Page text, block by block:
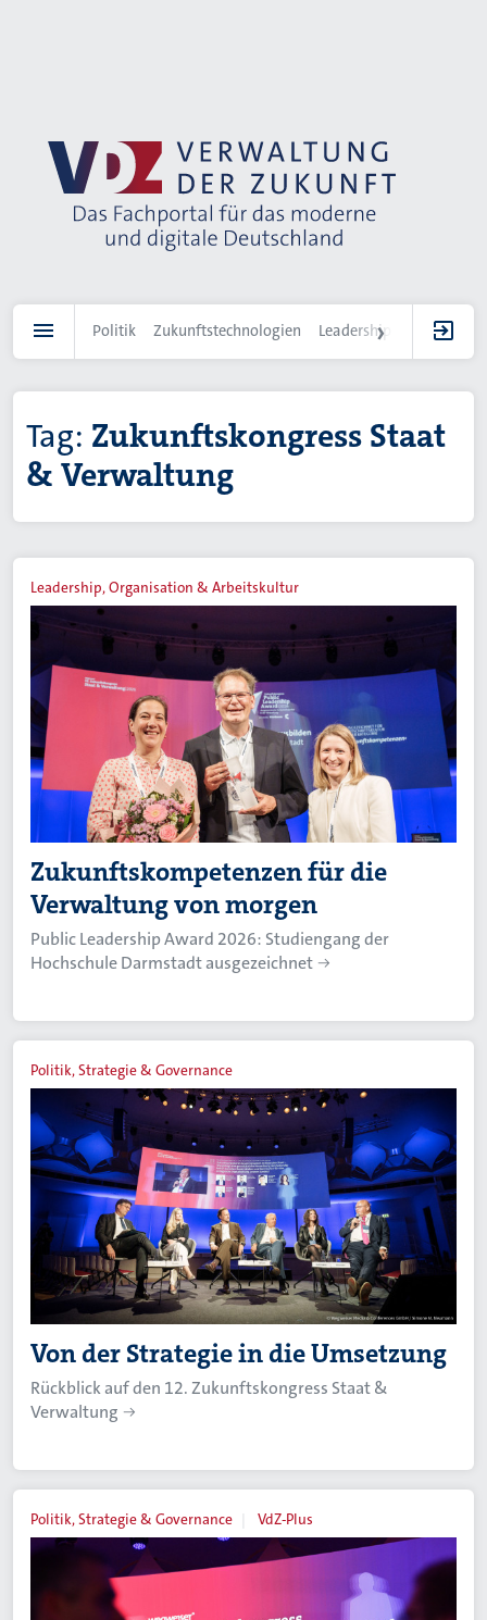
Politik Zukunftstechnologien Leadership IT-
Tag: Zukunftskongress Staat
& Verwaltung
Leadership, Organisation & Arbeitskultur
Zukunftskompetenzen für die
Verwaltung von morgen
Public Leadership Award 2026: Studiengang der
Hochschule Darmstadt ausgezeichnet
Politik, Strategie & Governance
Von der Strategie in die Umsetzung
Rückblick auf den 12. Zukunftskongress Staat &
Verwaltung
Politik, Strategie & Governance VdZ-Plus